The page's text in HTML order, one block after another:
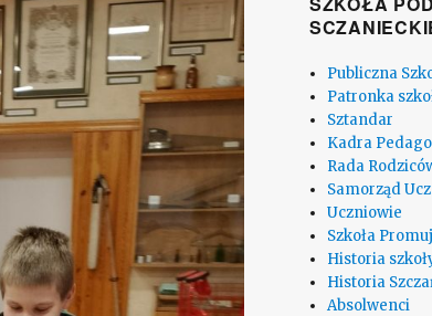
Publiczna
Patronka
Sztandar
Kadra
Rada
Samorząd
Uczniowie
Szkoła
Historia
Historia
Absolwenci